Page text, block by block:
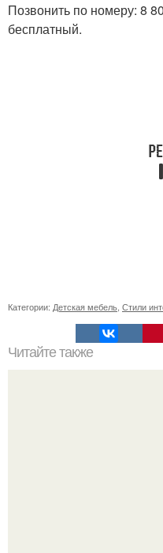
Позвонить по номеру: 8
бесплатный.
Категории: Детская мебель Стили
Читайте также